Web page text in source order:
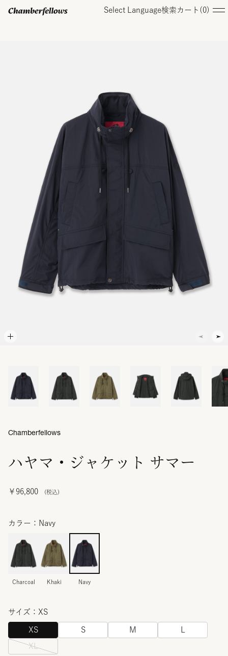
Select Language検索 カート( 0)
ハヤマ・ジャケット サマー
￥96,800
Chamberfellows
カラー：Navy
Charcoal Khaki Navy
サイズ：XS
XS S M
XL